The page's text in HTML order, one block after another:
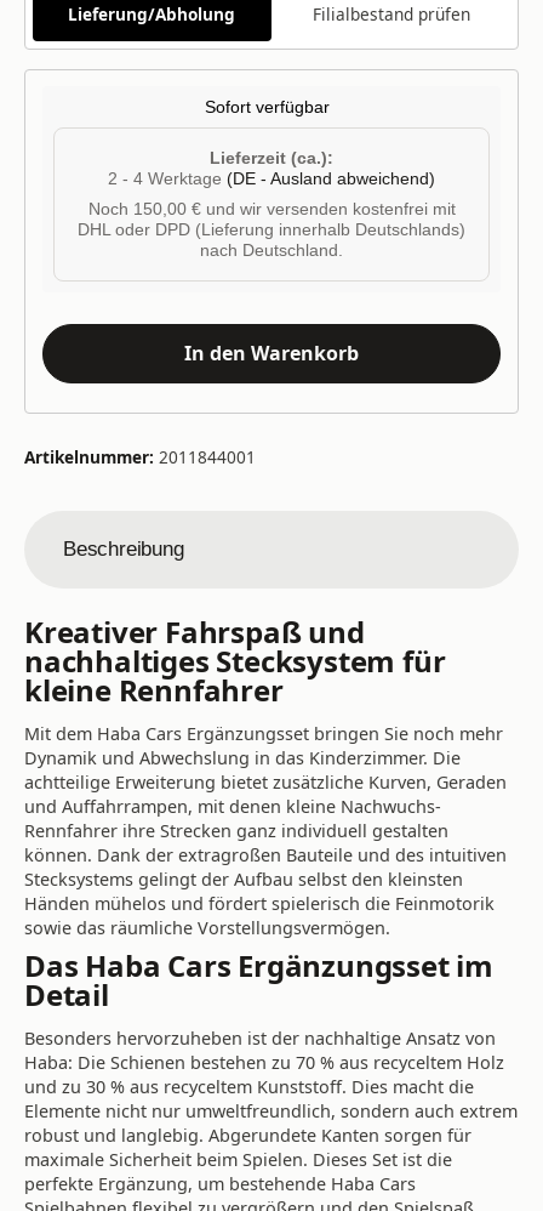
Lieferung/Abholung Filialbestand prüfen
Sofort verfügbar
Lieferzeit (ca.):
2 - 4 Werktage (DE - Ausland abweichend)
Noch 150,00 € und wir versenden kostenfrei mit
DHL oder DPD (Lieferung innerhalb Deutschlands)
nach Deutschland.
In den Warenkorb
Artikelnummer: 2011844001
Beschreibung
Kreativer Fahrspaß und
nachhaltiges Stecksystem für
kleine Rennfahrer
Mit dem Haba Cars Ergänzungsset bringen Sie noch mehr
Dynamik und Abwechslung in das Kinderzimmer. Die
achtteilige Erweiterung bietet zusätzliche Kurven, Geraden
und Auffahrrampen, mit denen kleine Nachwuchs-
Rennfahrer ihre Strecken ganz individuell gestalten
können. Dank der extragroßen Bauteile und des intuitiven
Stecksystems gelingt der Aufbau selbst den kleinsten
Händen mühelos und fördert spielerisch die Feinmotorik
sowie das räumliche Vorstellungsvermögen.
Das Haba Cars Ergänzungsset im
Detail
Besonders hervorzuheben ist der nachhaltige Ansatz von
Haba: Die Schienen bestehen zu 70 % aus recyceltem Holz
und zu 30 % aus recyceltem Kunststoff. Dies macht die
Elemente nicht nur umweltfreundlich, sondern auch extrem
robust und langlebig. Abgerundete Kanten sorgen für
maximale Sicherheit beim Spielen. Dieses Set ist die
perfekte Ergänzung, um bestehende Haba Cars